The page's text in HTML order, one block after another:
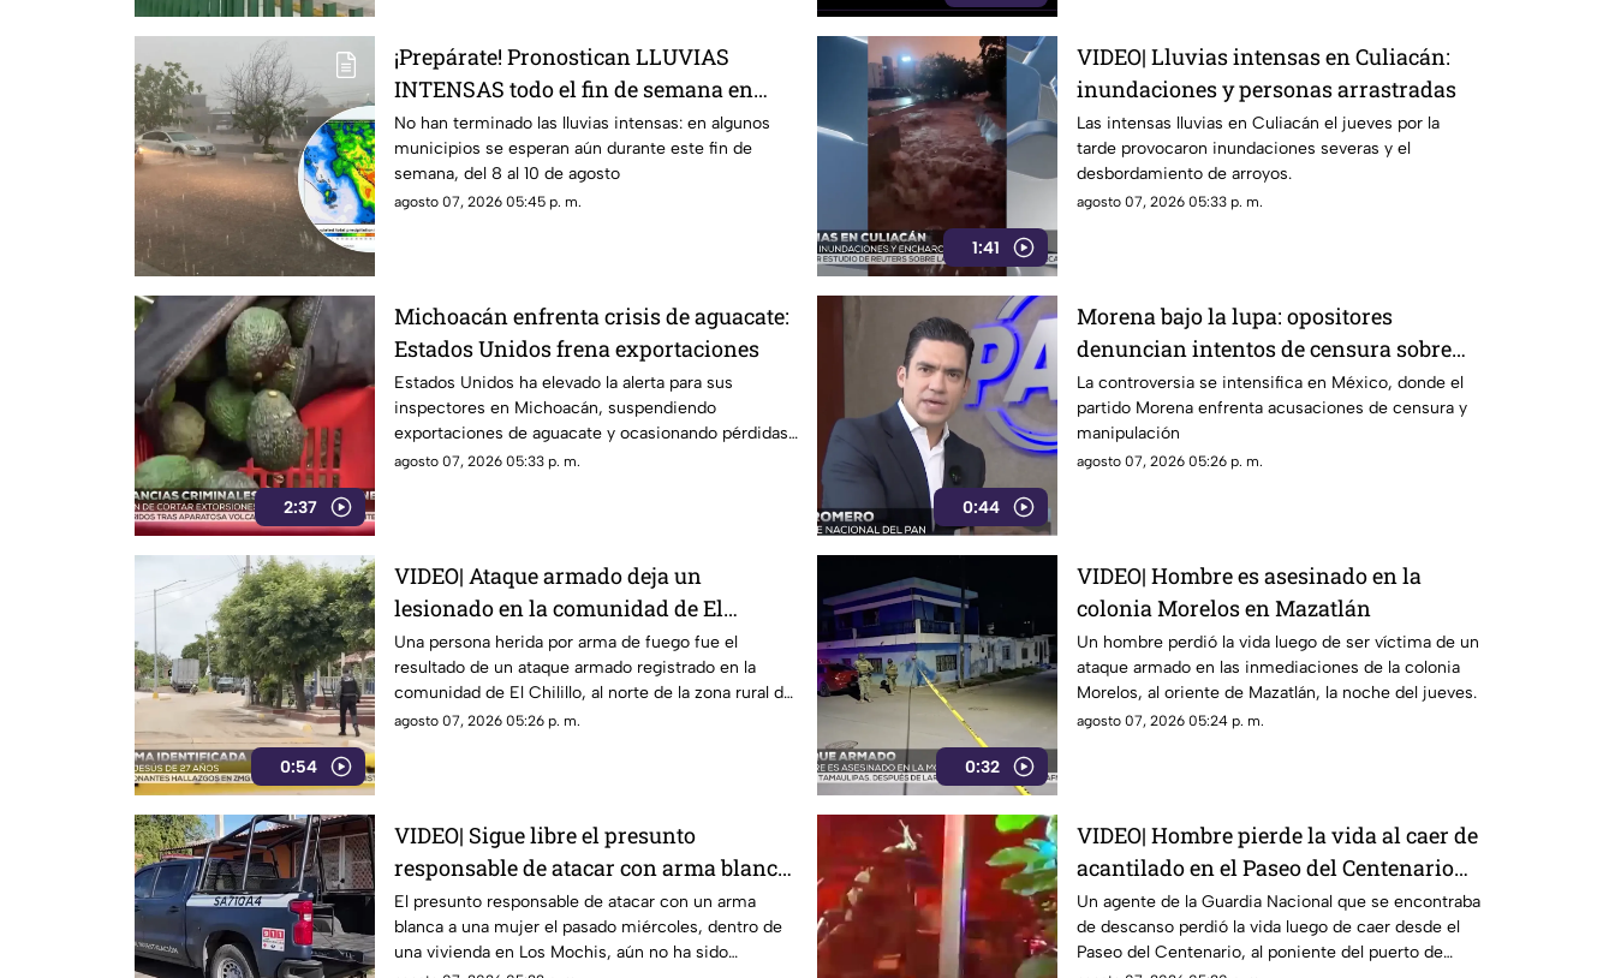
¡Prepárate! Pronostican LLUVIAS
INTENSAS todo el fin de semana en
estos municipios de Sinaloa
No han terminado las lluvias intensas: en algunos
municipios se esperan aún durante este fin de
semana, del 8 al 10 de agosto
agosto 07, 2026 05:45 p. m.
1:41
VIDEO| Lluvias intensas en Culiacán:
inundaciones y personas arrastradas
Las intensas lluvias en Culiacán el jueves por la
tarde provocaron inundaciones severas y el
desbordamiento de arroyos.
agosto 07, 2026 05:33 p. m.
2:37
Michoacán enfrenta crisis de aguacate:
Estados Unidos frena exportaciones
Estados Unidos ha elevado la alerta para sus
inspectores en Michoacán, suspendiendo
exportaciones de aguacate y ocasionando pérdidas
millonarias
agosto 07, 2026 05:33 p. m.
0:44
Morena bajo la lupa: opositores
denuncian intentos de censura sobre
políticos y crimen organizado
La controversia se intensifica en México, donde el
partido Morena enfrenta acusaciones de censura y
manipulación
agosto 07, 2026 05:26 p. m.
0:54
VIDEO| Ataque armado deja un
lesionado en la comunidad de El
Chilillo en Mazatlán
Una persona herida por arma de fuego fue el
resultado de un ataque armado registrado en la
comunidad de El Chilillo, al norte de la zona rural de
Mazatlán.
agosto 07, 2026 05:26 p. m.
0:32
VIDEO| Hombre es asesinado en la
colonia Morelos en Mazatlán
Un hombre perdió la vida luego de ser víctima de un
ataque armado en las inmediaciones de la colonia
Morelos, al oriente de Mazatlán, la noche del jueves.
agosto 07, 2026 05:24 p. m.
VIDEO| Sigue libre el presunto
responsable de atacar con arma blanca
a una mujer en Los Mochis
El presunto responsable de atacar con un arma
blanca a una mujer el pasado miércoles, dentro de
una vivienda en Los Mochis, aún no ha sido
VIDEO| Hombre pierde la vida al caer de
acantilado en el Paseo del Centenario
en Mazatlán
Un agente de la Guardia Nacional que se encontraba
de descanso perdió la vida luego de caer desde el
Paseo del Centenario, al poniente del puerto de